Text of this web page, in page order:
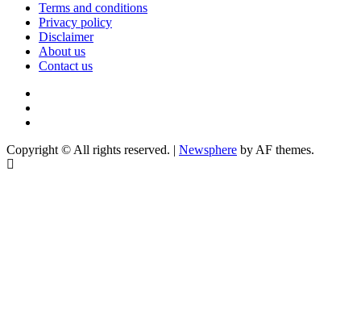
Terms and conditions
Privacy policy
Disclaimer
About us
Contact us
Copyright © All rights reserved. | Newsphere by AF themes.